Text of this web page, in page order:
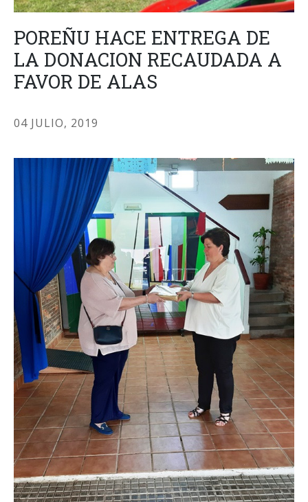
POREÑU HACE ENTREGA DE
LA DONACION RECAUDADA A
FAVOR DE ALAS
04 JULIO, 2019